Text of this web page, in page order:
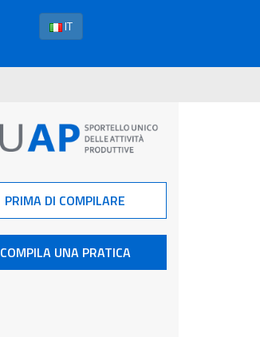
IT
PRIMA DI COMPILARE
COMPILA UNA PRATICA